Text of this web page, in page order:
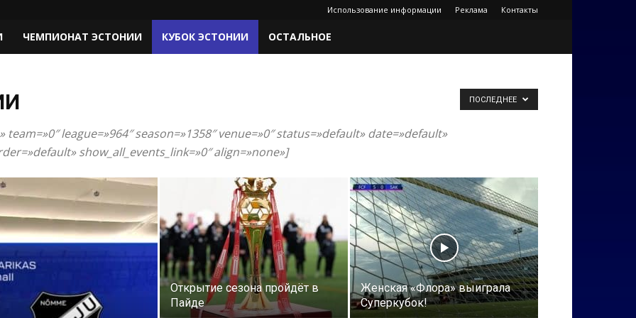
Использование информации Реклама Контакты
ЧЕМПИОНАТ ЭСТОНИИ КУБОК ЭСТОНИИ ОСТАЛЬНОЕ
team=»0″ league=»964″ season=»1358″ venue=»0″ status=»default» date=»default»
show_all_events_link=»0″ align=»none»]
ПОСЛЕДНЕЕ
Открытие сезона пройдёт в
Пайде
Женская «Флора» выиграла
Суперкубок!